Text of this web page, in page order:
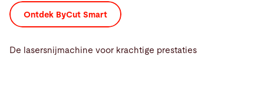
Ontdek ByCut Smart
De lasersnijmachine voor krachtige prestaties